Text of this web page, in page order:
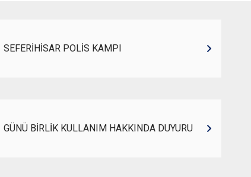
SEFERİHİSAR POLİS KAMPI
GÜNÜ BİRLİK KULLANIM HAKKINDA DUYURU